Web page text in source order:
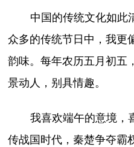
中国的传统文化如此
众多的传统节日中，我更
韵味。每年农历五月初五
景动人，别具情趣。
我喜欢端午的意境，
传战国时代，秦楚争夺霸